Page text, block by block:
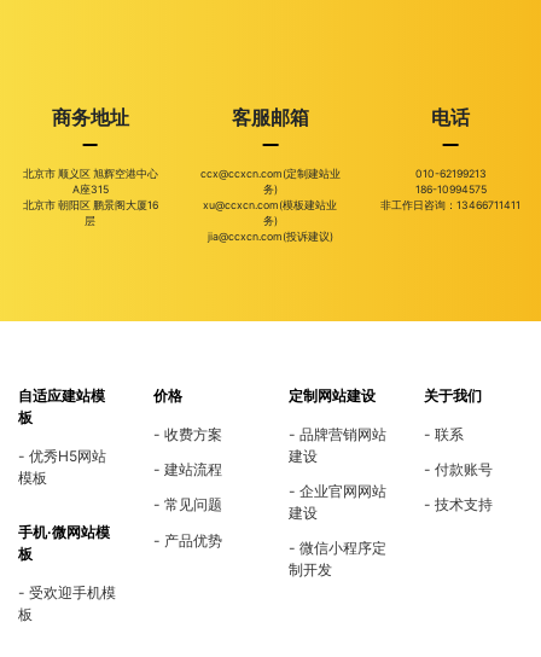
商务地址
北京市 顺义区 旭辉空港中心
A座315
北京市 朝阳区 鹏景阁大厦16
层
客服邮箱
ccx@ccxcn.com(定制建站业
务)
xu@ccxcn.com(模板建站业
务)
jia@ccxcn.com(投诉建议)
电话
010-62199213
186-10994575
非工作日咨询：13466711411
自适应建站模
板
优秀H5网站
模板
手机·微网站模
板
受欢迎手机模
板
价格
收费方案
建站流程
常见问题
产品优势
定制网站建设
品牌营销网站
建设
企业官网网站
建设
微信小程序定
制开发
关于我们
联系
付款账号
技术支持